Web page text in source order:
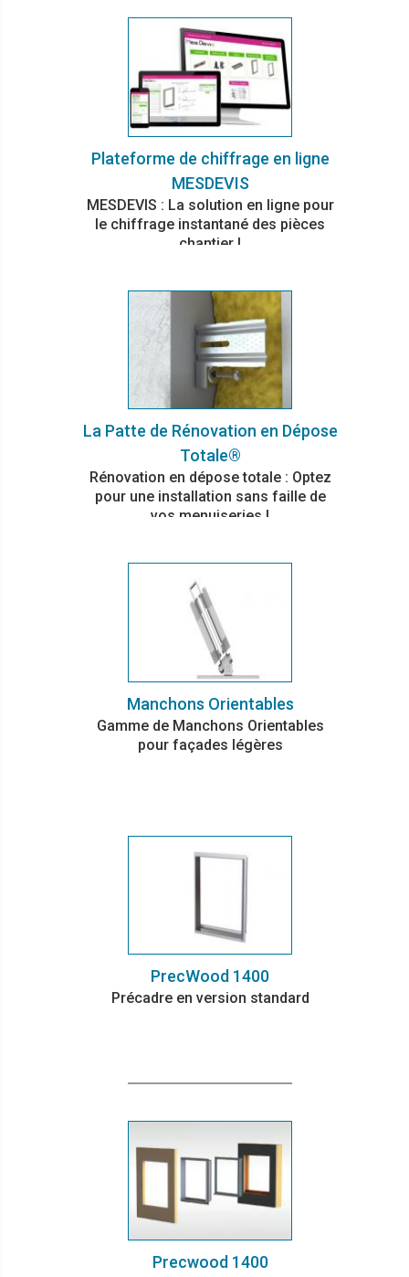
Plateforme de chiffrage en ligne
MESDEVIS
MESDEVIS : La solution en ligne pour
le chiffrage instantané des pièces
chantier !
La Patte de Rénovation en Dépose
Totale®
Rénovation en dépose totale : Optez
pour une installation sans faille de
vos menuiseries !
Manchons Orientables
Gamme de Manchons Orientables
pour façades légères
PrecWood 1400
Précadre en version standard
Precwood 1400